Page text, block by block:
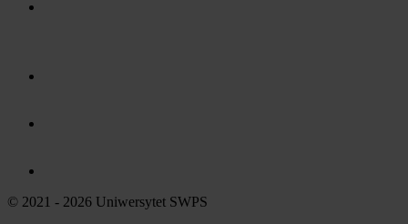
© 2021 - 2026 Uniwersytet SWPS